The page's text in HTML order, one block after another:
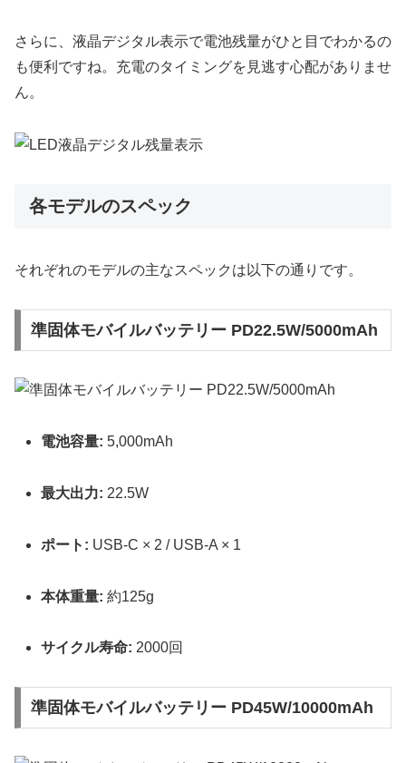
さらに、液晶デジタル表示で電池残量がひと目でわかるの
も便利ですね。充電のタイミングを見逃す心配がありませ
ん。
各モデルのスペック
それぞれのモデルの主なスペックは以下の通りです。
準固体モバイルバッテリー PD22.5W/5000mAh
電池容量: 5,000mAh
最大出力: 22.5W
ポート: USB-C × 2 / USB-A × 1
本体重量: 約125g
サイクル寿命: 2000回
準固体モバイルバッテリー PD45W/10000mAh